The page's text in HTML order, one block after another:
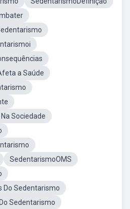
a Saúde
Sociedade
SedentarismoOMS
Do Sedentarismo
Sedentarismo